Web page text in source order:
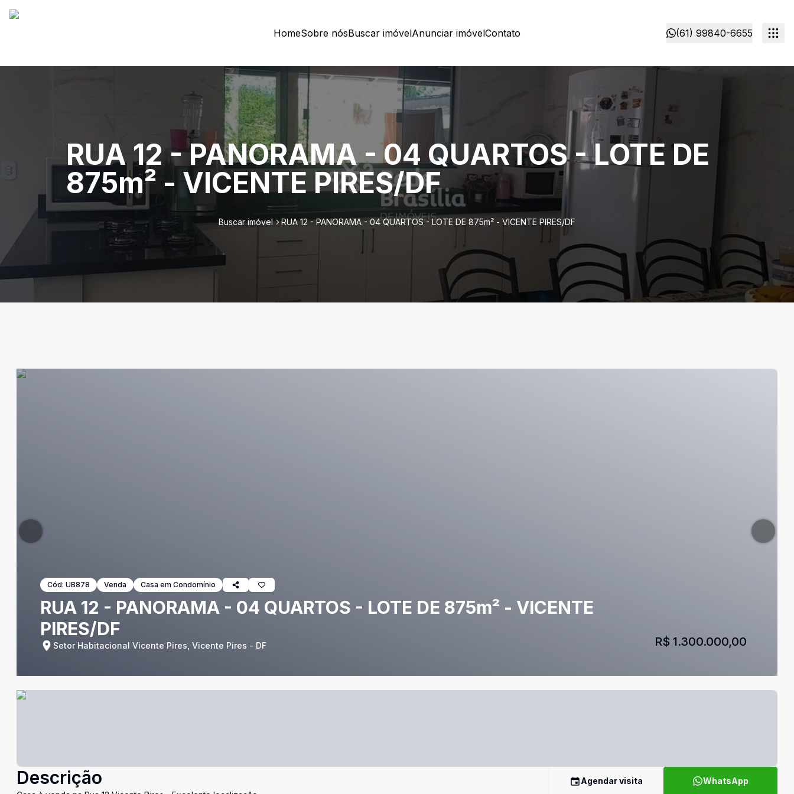
HomeSobre nósBuscar imóvelAnunciar imóvelContato (61) 99840-6655
RUA 12 - PANORAMA - 04 QUARTOS - LOTE DE
875m² - VICENTE PIRES/DF
Buscar imóvel RUA 12 - PANORAMA - 04 QUARTOS - LOTE DE 875m² - VICENTE PIRES/DF
Cód: UB878 Venda Casa em Condomínio
RUA 12 - PANORAMA - 04 QUARTOS - LOTE DE 875m² - VICENTE
PIRES/DF
Setor Habitacional Vicente Pires, Vicente Pires - DF R$ 1.300.000,00
Descrição Agendar visita WhatsApp